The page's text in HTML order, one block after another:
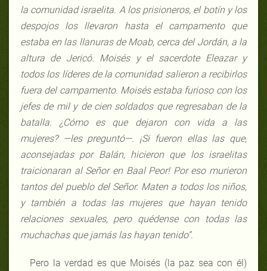
la comunidad israelita. A los prisioneros, el botín y los
despojos los llevaron hasta el campamento que
estaba en las llanuras de Moab, cerca del Jordán, a la
altura de Jericó. Moisés y el sacerdote Eleazar y
todos los líderes de la comunidad salieron a recibirlos
fuera del campamento. Moisés estaba furioso con los
jefes de mil y de cien soldados que regresaban de la
batalla. ¿Cómo es que dejaron con vida a las
mujeres? —les preguntó—. ¡Si fueron ellas las que,
aconsejadas por Balán, hicieron que los israelitas
traicionaran al Señor en Baal Peor! Por eso murieron
tantos del pueblo del Señor. Maten a todos los niños,
y también a todas las mujeres que hayan tenido
relaciones sexuales, pero quédense con todas las
muchachas que jamás las hayan tenido”.
Pero la verdad es que Moisés (la paz sea con él)